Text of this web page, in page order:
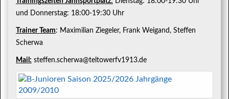
und Donnerstag: 18:00-19:30 Uhr
Trainer Team: Maximilian Ziegeler, Frank Weigand, Steffen
Scherwa
Mail: steffen.scherwa@teltowerfv1913.de